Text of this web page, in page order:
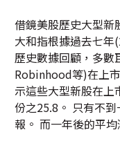
借鏡美股歷史大型新
大和指根據過去七
歷史數據回顧，多
Robinhood等)在上
示這些大型新股在上
份之25.8。 只有不
報。 而一年後的平